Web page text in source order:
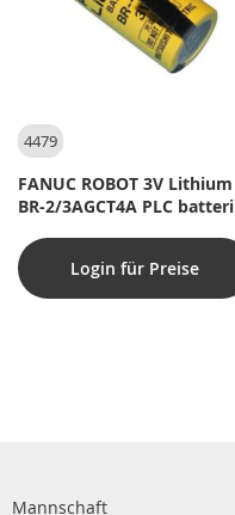
4479
FANUC ROBOT 3V Lithium
BR-2/3AGCT4A PLC batteri
Login für Preise
Mannschaft